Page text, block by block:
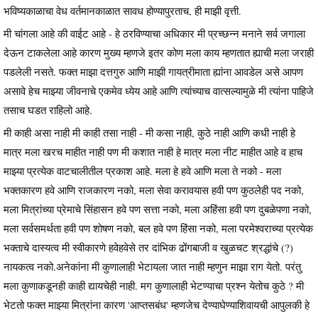
भविष्यकाळाचा वेध वर्तमानकाळात सावध होण्यापुरताच, ही माझी वृत्ती.
मी चांगला आहे की वाईट आहे - हे ठरविण्याचा अधिकार मी प्रच्छन्न मनाने सर्व जगाला
देऊन टाकलेला आहे कारण मुख्य म्हणजे इतर कोण मला काय म्हणतात ह्याची मला जराही
पडलेली नसते. फक्त माझा दत्तगुरु आणि माझी गायत्रीमाता ह्यांना आवडेल असे आपण
असावे हेच माझ्या जीवनाचे एकमेव ध्येय आहे आणि त्यांच्याच वात्सल्यामुळे मी त्यांना पाहिजे
तसाच घडत राहिलो आहे.
मी काही असा नाही मी काही तसा नाही - मी कसा नाही, कुठे नाही आणि कधी नाही हे
मात्र मला खरच माहीत नाही पण मी कशात नाही हे मात्र मला नीट माहीत आहे व हाच
माझ्या प्रत्येक वाटचालीतील प्रकाश आहे. मला हे हवे आणि मला ते नको - मला
भक्तकारण हवे आणि राजकारण नको, मला सेवा करावयास हवी पण कुठलेही पद नको,
मला मित्रांच्या प्रेमाचे सिंहासन हवे पण सत्ता नको, मला अहिंसा हवी पण दुबळेपणा नको,
मला सर्वसमर्थता हवी पण शोषण नको, बल हवे पण हिंसा नको, मला परमेश्वराच्या प्रत्येक
भक्ताचे दास्यत्व मी स्वीकारणे हवेहवेसे तर दांभिक ढोंगबाजी व खुळचट श्रद्धांचे (?)
नायकत्व नको.अनेकांना मी कुणालाही भेटायला जात नाही म्हणुन माझा राग येतो. परंतु
मला कुणाकडूनही काही द्यायचेही नाही. मग कुणालाही भेटण्याचा प्रश्न येतोच कुठे ? मी
भेटतो फक्त माझ्या मित्रांना कारण 'आप्तसबंध' म्हणजेच देण्याघेण्याशिवायची आपुलकी हे